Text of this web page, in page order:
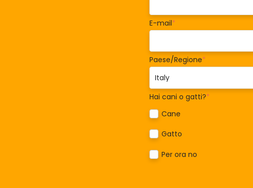
E-mail*
Paese/Regione*
Hai cani o gatti?*
Cane
Gatto
Per ora no